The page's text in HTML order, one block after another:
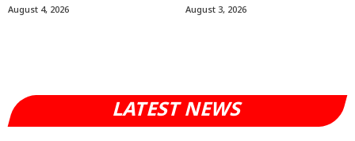
August 4, 2026 August 3, 2026
LATEST NEWS